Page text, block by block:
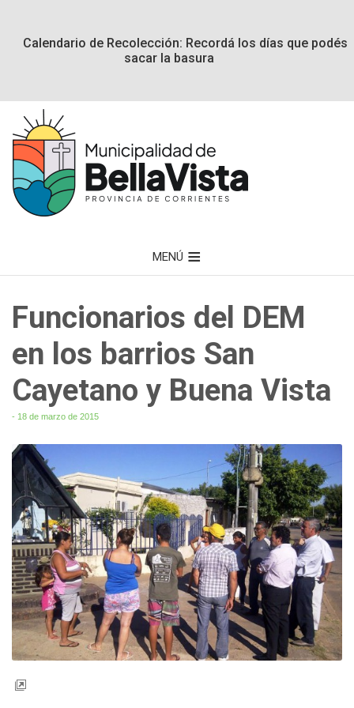
Calendario de Recolección: Recordá los días que podés
sacar la basura
MENÚ
Funcionarios del DEM
en los barrios San
Cayetano y Buena Vista
- 18 de marzo de 2015